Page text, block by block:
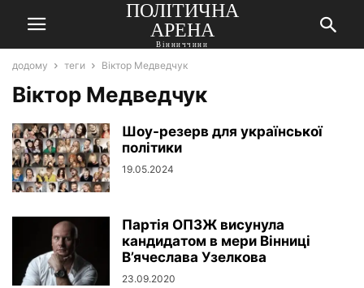
ПОЛІТИЧНА
АРЕНА
Вінниччини
додому теги Віктор Медведчук
Віктор Медведчук
Шоу-резерв для української
політики
19.05.2024
Партія ОПЗЖ висунула
кандидатом в мери Вінниці
В’ячеслава Узелкова
23.09.2020